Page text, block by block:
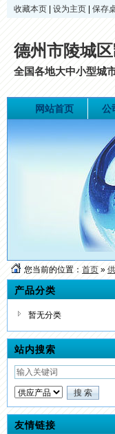
收藏本页 设为主页 保存
德州市陵城
全国各地大中小型城
网站首页 公
您当前的位置： 首页 »
产品分类
暂无分类
站内搜索
友情链接